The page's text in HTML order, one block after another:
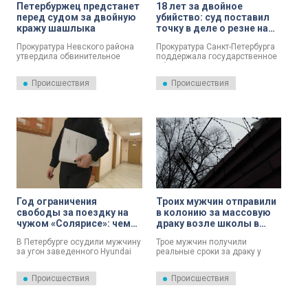
Петербуржец предстанет
перед судом за двойную
кражу шашлыка
Прокуратура Невского района
утвердила обвинительное
делу в отношении ранее
неоднократно судимого 52-
предстоит ответить за два
похода «на шоппинг» без
кошелька, сообщает пресс-
служба прокуратуры города.
Происшествия
18 лет за двойное
убийство: суд поставил
точку в деле о резне на
Прокуратура Санкт-Петербурга
поддержала государственное
в отношении мужчины,
признанного виновным по п.
служба прокуратуры города.
Происшествия
Год ограничения
свободы за поездку на
чужом «Солярисе»: чем
на Вознесенском
проспекте
В Петербурге осудили мужчину
за угон заведенного Hyundai
Solaris на Вознесенском
проспекте. Октябрьский
районный суд Санкт-
Происшествия
Троих мужчин отправили
в колонию за массовую
драку возле школы в
Трое мужчин получили
реальные сроки за драку у
Происшествия